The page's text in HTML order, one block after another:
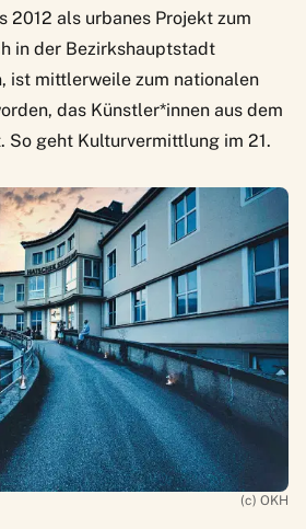
2012 als urbanes Projekt zum
in der Bezirkshauptstadt
ist mittlerweile zum nationalen
das Künstler*innen aus dem
So geht Kulturvermittlung im 21.
(c) OKH